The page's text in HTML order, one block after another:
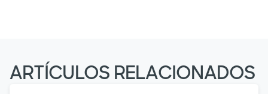
ARTÍCULOS RELACIONADOS